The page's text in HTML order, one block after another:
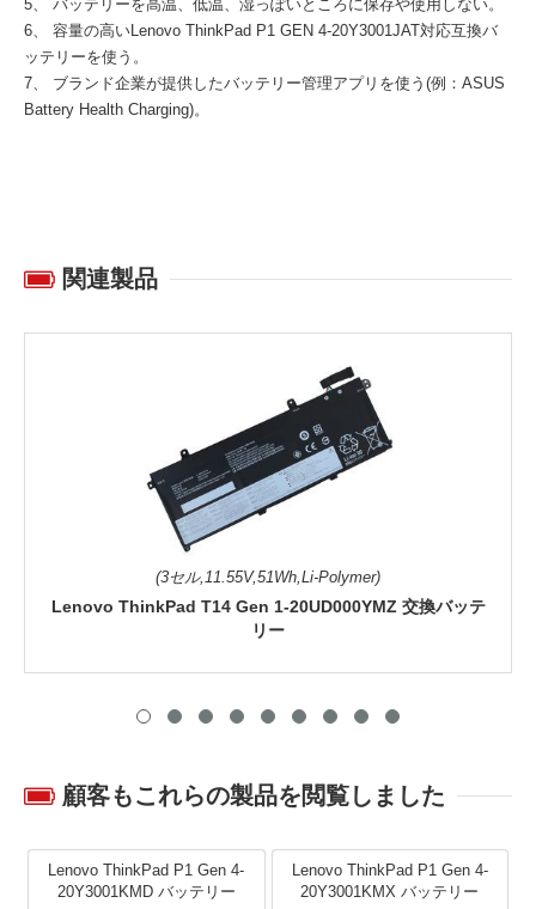
5、 バッテリーを高温、低温、湿っぽいところに保存や使用しない。
6、 容量の高いLenovo ThinkPad P1 GEN 4-20Y3001JAT対応互換バ
ッテリーを使う。
7、 ブランド企業が提供したバッテリー管理アプリを使う(例：ASUS
Battery Health Charging)。
関連製品
(3セル,11.55V,51Wh,Li-Polymer)
Lenovo ThinkPad T14 Gen 1-20UD000YMZ 交換バッテ
リー
顧客もこれらの製品を閲覧しました
Lenovo ThinkPad P1 Gen 4-
20Y3001KMD バッテリー
Lenovo ThinkPad P1 Gen 4-
20Y3001KMX バッテリー